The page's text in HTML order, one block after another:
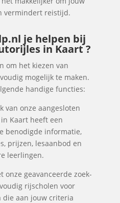
vermindert reistijd.
je helpen bij
in Kaart ?
om het kiezen van
mogelijk te maken.
handige functies:
van onze aangesloten
Kaart heeft een
benodigde informatie,
prijzen, lesaanbod en
leerlingen.
onze geavanceerde zoek-
rijscholen voor
aan jouw criteria